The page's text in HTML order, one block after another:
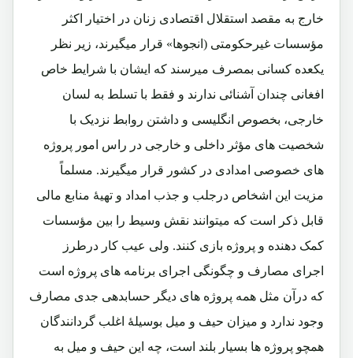
خارج به مقصد استقلال اقتصادی زنان در اختیار اکثر
مؤسسات غیرحکومتی (انجوها» قرار میگیرند، زیر نظر
یکعده کسانی بمصرف میرسند که ایشان با شرایط خاص
افغانی چندان آشنائی ندارند و فقط با تسلط به لسان
خارجی، بخصوص انگلیسی و داشتن روابط نزدیک با
شخصیت های مؤثر داخلی و خارجی در راس امور پروژه
های خصوصی امدادی در کشور قرار میگیرند. مسلماً
مزیت این اشخاص درجلب و جذب امداد و تهیۀ منابع مالی
قابل ذکر است که میتوانند نقش وسیط را بین مؤسسات
کمک دهنده و پروژه بازی کنند. ولی عیب کار درطرز
اجرای مصارف و چگونگی اجرای برنامه های پروژه است
که درآن مثل همه پروژه های دیگر حسابدهی جدی مصارف
وجود ندارد و میزان حیف و میل بوسیلۀ اغلب گردانندگان
همچو پروژه ها بسیار بلند است، چه این حیف و میل به